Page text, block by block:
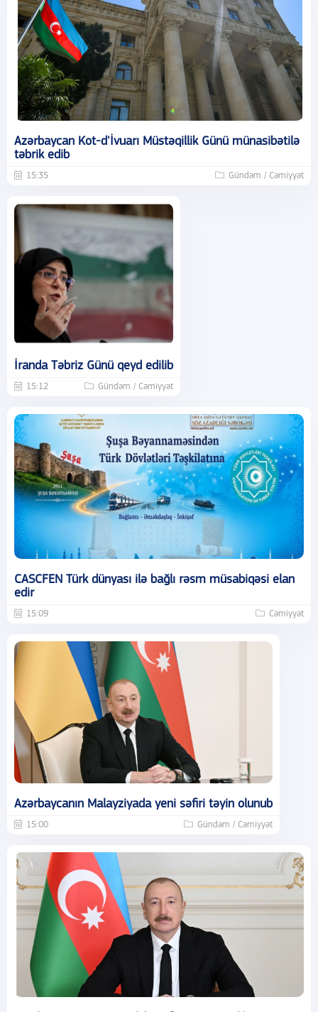
Azərbaycan Kot-d'İvuarı Müstəqillik Günü münasibətilə
təbrik edib
15:35 Gündəm / Cəmiyyət
İranda Təbriz Günü qeyd edilib
15:12 Gündəm / Cəmiyyət
CASCFEN Türk dünyası ilə bağlı rəsm müsabiqəsi elan
edir
15:09 Cəmiyyət
Azərbaycanın Malayziyada yeni səfiri təyin olunub
15:00 Gündəm / Cəmiyyət